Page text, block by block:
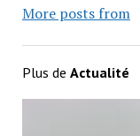
More posts from
Plus de Actualité